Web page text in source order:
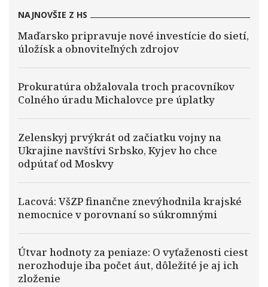
NAJNOVŠIE Z HS
Maďarsko pripravuje nové investície do sietí,
úložísk a obnoviteľných zdrojov
Prokuratúra obžalovala troch pracovníkov
Colného úradu Michalovce pre úplatky
Zelenskyj prvýkrát od začiatku vojny na
Ukrajine navštívi Srbsko, Kyjev ho chce
odpútať od Moskvy
Lacová: VšZP finančne znevýhodnila krajské
nemocnice v porovnaní so súkromnými
Útvar hodnoty za peniaze: O vyťaženosti ciest
nerozhoduje iba počet áut, dôležité je aj ich
zloženie